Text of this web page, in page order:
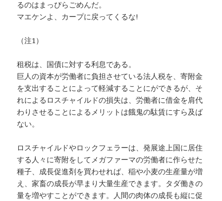
るのはまっぴらごめんだ。
マエケンよ、カープに戻ってくるな!
（注1）
租税は、国債に対する利息である。
巨人の資本が労働者に負担させている法人税を、寄附金
を支出することによって軽減することにができるが、そ
れによるロスチャイルドの損失は、労働者に借金を肩代
わりさせることによるメリットは餓鬼の駄賃にすら及ば
ない。
ロスチャイルドやロックフェラーは、発展途上国に居住
する人々に寄附をしてメガファーマの労働者に作らせた
種子、成長促進剤を買わせれば、稲や小麦の生産量が増
え、家畜の成長が早まり大量生産できます。タダ働きの
量を増やすことができます。人間の肉体の成長も縦に促